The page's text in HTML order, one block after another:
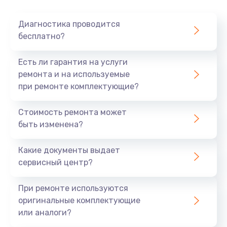
700 руб.
Не заряжается
800 руб.
490 руб.
Восстановление после попадания влаги
790 руб.
Диагностика проводится
бесплатно?
Есть ли гарантия на услуги
ремонта и на используемые
при ремонте комплектующие?
Стоимость ремонта может
быть изменена?
Какие документы выдает
сервисный центр?
При ремонте используются
оригинальные комплектующие
или аналоги?